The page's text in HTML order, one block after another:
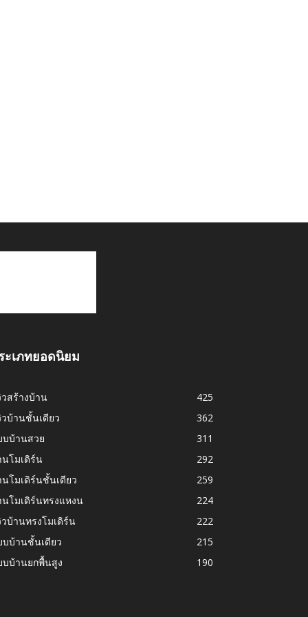
ะเภทยอดนิยม
สร้างบ้าน
425
บ้านชั้นเดียว
362
บบ้านสวย
311
โมเดิร์น
292
โมเดิร์นชั้นเดียว
259
โมเดิร์นทรงแหงน
224
บ้านทรงโมเดิร์น
222
บบ้านชั้นเดียว
215
บบ้านยกพื้นสูง
190